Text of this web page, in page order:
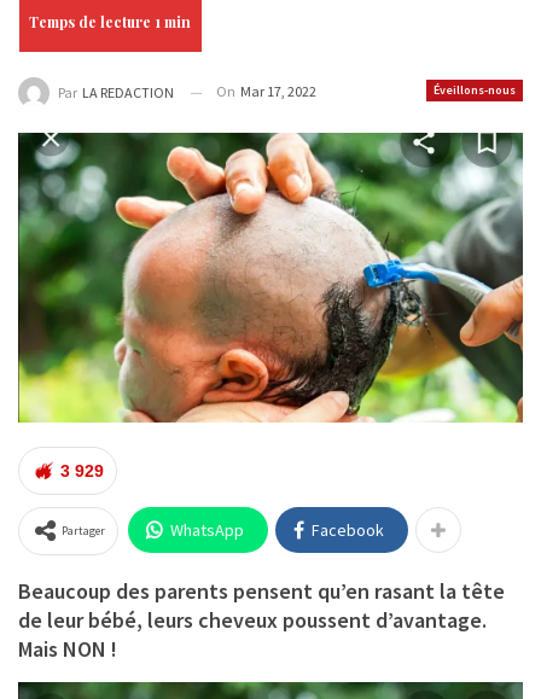
Éveillons-nous
Par LA REDACTION On Mar 17, 2022
3 929
Partager WhatsApp Facebook
Beaucoup des parents pensent qu’en rasant la tête
de leur bébé, leurs cheveux poussent d’avantage.
Mais NON !